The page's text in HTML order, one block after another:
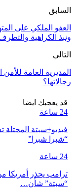
Share
السابق
العفو الملكي على
ونبذ الكراهية
التالي
المديرية العامة
رجالاتها؟
قد يعجبك ايضا
24 ساعة
فيديو+سبتة المحتلة
“شبرا شبرا”
24 ساعة
ترامب يحذر أمريكا
“سبتة” شأن…